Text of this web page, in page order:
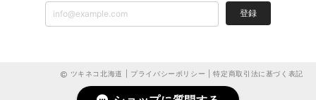
登録
ツキネコ北海道 | プライバシーポリシー |特定商取引法に基づく表記